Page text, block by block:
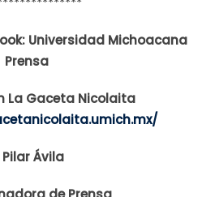
Universidad Michoacana
Prensa
La Gaceta Nicolaita
Pilar Ávila